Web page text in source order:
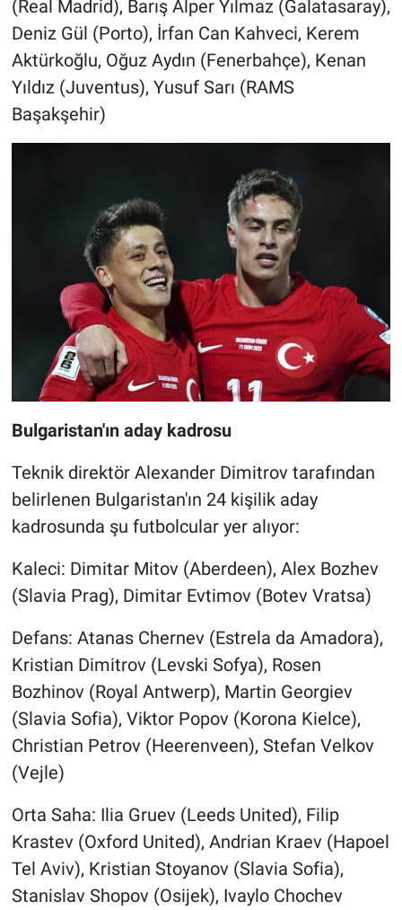
(Real Madrid), Barış Alper Yılmaz (Galatasaray),
Deniz Gül (Porto), İrfan Can Kahveci, Kerem
Aktürkoğlu, Oğuz Aydın (Fenerbahçe), Kenan
Yıldız (Juventus), Yusuf Sarı (RAMS
Başakşehir)
Bulgaristan'ın aday kadrosu
Teknik direktör Alexander Dimitrov tarafından
belirlenen Bulgaristan'ın 24 kişilik aday
kadrosunda şu futbolcular yer alıyor:
Kaleci: Dimitar Mitov (Aberdeen), Alex Bozhev
(Slavia Prag), Dimitar Evtimov (Botev Vratsa)
Defans: Atanas Chernev (Estrela da Amadora),
Kristian Dimitrov (Levski Sofya), Rosen
Bozhinov (Royal Antwerp), Martin Georgiev
(Slavia Sofia), Viktor Popov (Korona Kielce),
Christian Petrov (Heerenveen), Stefan Velkov
(Vejle)
Orta Saha: Ilia Gruev (Leeds United), Filip
Krastev (Oxford United), Andrian Kraev (Hapoel
Tel Aviv), Kristian Stoyanov (Slavia Sofia),
Stanislav Shopov (Osijek), Ivaylo Chochev